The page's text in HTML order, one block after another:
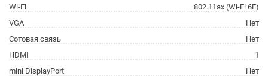
Wi-Fi
802.11ax (Wi-Fi 6E)
VGA
Нет
Сотовая связь
Нет
HDMI
1
mini DisplayPort
Нет